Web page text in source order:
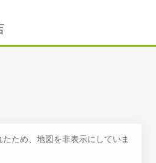
ため、地図を非表示にしていま